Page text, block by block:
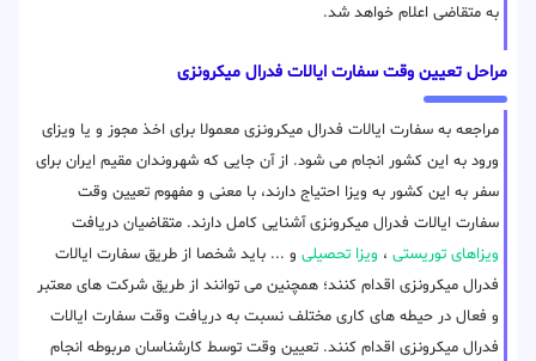
به متقاضی اعلام خواهد شد.
مراحل تعیین وقت سفارت ایالات فدرال میکرونزی
مراجعه به سفارت ایالات فدرال میکرونزی معمولا برای اخذ مجوز و یا ویزای
ورود به این کشور انجام می شود. از آن جایی که شهروندان مقیم ایران برای
سفر به این کشور به ویزا احتیاج دارند، با معنی و مفهوم تعیین وقت
سفارت ایالات فدرال میکرونزی آشنایی کامل دارند. متقاضیان دریافت
ویزاهای توریستی ، ویزا تحصیلی و ... باید شخصا از طریق سفارت ایالات
فدرال میکرونزی اقدام کنند؛ همچنین می توانند از طریق شرکت های معتبر
و فعال در حیطه های کاری مختلف نسبت به دریافت وقت سفارت ایالات
فدرال میکرونزی اقدام کنند. تعیین وقت توسط کارشناسان مربوطه انجام